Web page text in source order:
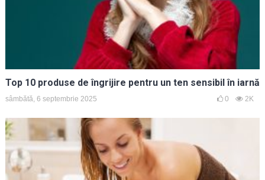
Top 10 produse de îngrijire pentru un ten sensibil în iarnă
sâmbătă, 6 septembrie 2025 0 2K